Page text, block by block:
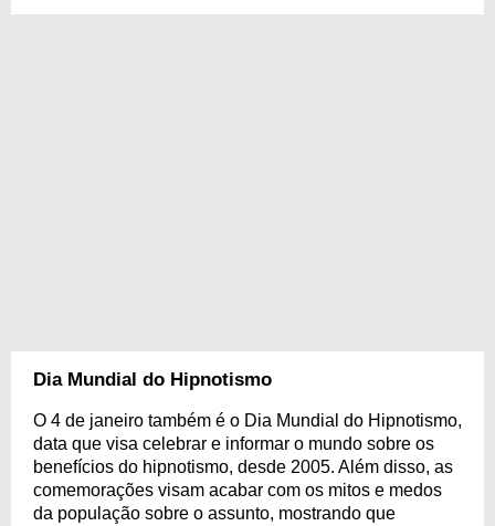
Dia Mundial do Hipnotismo
O 4 de janeiro também é o Dia Mundial do Hipnotismo,
data que visa celebrar e informar o mundo sobre os
benefícios do hipnotismo, desde 2005. Além disso, as
comemorações visam acabar com os mitos e medos
da população sobre o assunto, mostrando que